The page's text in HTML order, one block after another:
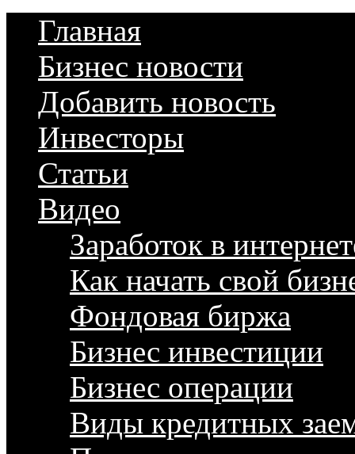
Главная
Бизнес новости
Добавить новость
Инвесторы
Статьи
Видео
Заработок в
Как начать свой
Фондовая биржа
Бизнес инвестиции
Бизнес операции
Виды кредитных